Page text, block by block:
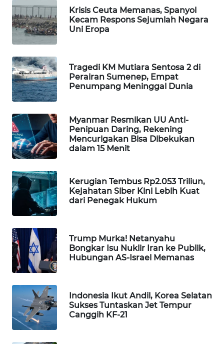
Krisis Ceuta Memanas, Spanyol
Kecam Respons Sejumlah Negara
Uni Eropa
Tragedi KM Mutiara Sentosa 2 di
Perairan Sumenep, Empat
Penumpang Meninggal Dunia
Myanmar Resmikan UU Anti-
Penipuan Daring, Rekening
Mencurigakan Bisa Dibekukan
dalam 15 Menit
Kerugian Tembus Rp2.053 Triliun,
Kejahatan Siber Kini Lebih Kuat
dari Penegak Hukum
Trump Murka! Netanyahu
Bongkar Isu Nuklir Iran ke Publik,
Hubungan AS-Israel Memanas
Indonesia Ikut Andil, Korea Selatan
Sukses Tuntaskan Jet Tempur
Canggih KF-21
BINTAN
WN
WN
LIKUPANG
WN
LABUANBAJO
WN
BORNEO
Wahana
Media
WAHANA
NEWS
WAHANA
TANI
WAHANA
ADVOKAT